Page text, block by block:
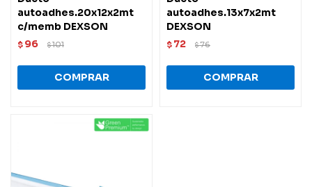
autoadhes.20x12x2mt
c/memb DEXSON
$ 96 $101
autoadhes.13x7x2mt
DEXSON
$ 72 $76